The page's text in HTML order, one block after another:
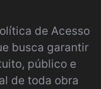
de Acesso
busca garantir
público e
de toda obra